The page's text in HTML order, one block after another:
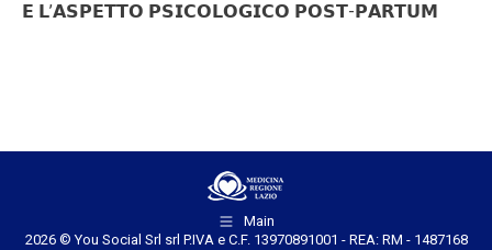
𝗘 𝗟’𝗔𝗦𝗣𝗘𝗧𝗧𝗢 𝗣𝗦𝗜𝗖𝗢𝗟𝗢𝗚𝗜𝗖𝗢 𝗣𝗢𝗦𝗧-𝗣𝗔𝗥𝗧𝗨𝗠
Main
2026 © You Social Srl srl P.IVA e C.F. 13970891001 - REA: RM - 1487168